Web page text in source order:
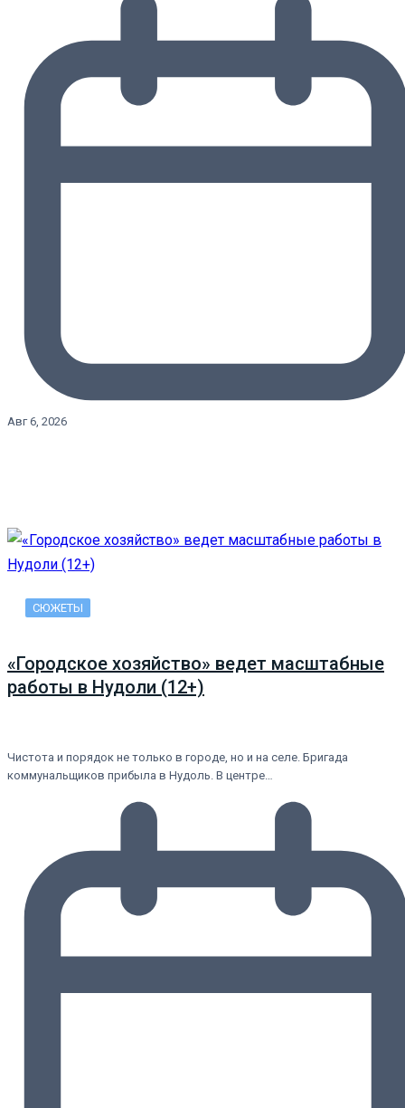
Авг 6, 2026
СЮЖЕТЫ
«Городское хозяйство» ведет масштабные
работы в Нудоли (12+)
Чистота и порядок не только в городе, но и на селе. Бригада
коммунальщиков прибыла в Нудоль. В центре…